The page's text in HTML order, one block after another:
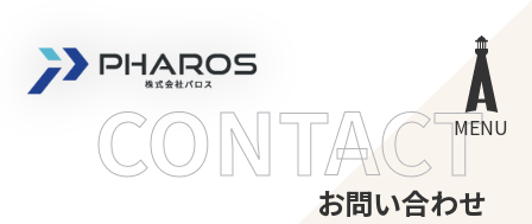
株式会社 Pharos
MENU
お問い合わせ
CONTACT